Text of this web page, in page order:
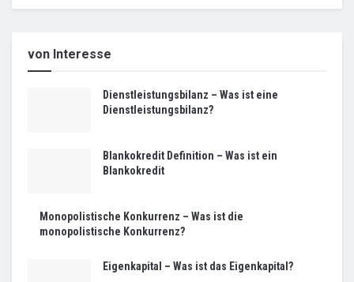
von Interesse
Dienstleistungsbilanz – Was ist eine
Dienstleistungsbilanz?
Blankokredit Definition – Was ist ein
Blankokredit
Monopolistische Konkurrenz – Was ist die
monopolistische Konkurrenz?
Eigenkapital – Was ist das Eigenkapital?